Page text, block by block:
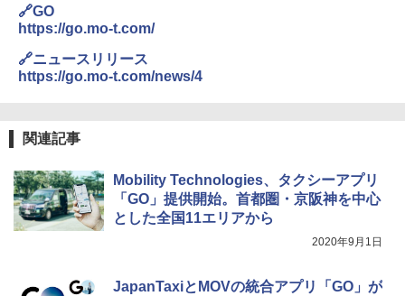
🔗GO
https://go.mo-t.com/
🔗ニュースリリース
https://go.mo-t.com/news/4
関連記事
Mobility Technologies、タクシーアプリ
「GO」提供開始。首都圏・京阪神を中心
とした全国11エリアから
2020年9月1日
JapanTaxiとMOVの統合アプリ「GO」が